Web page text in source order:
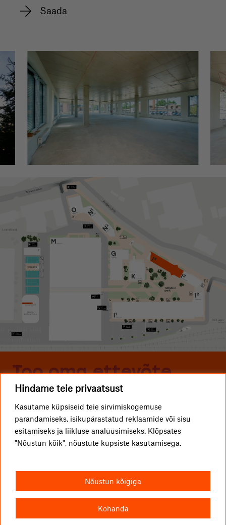
Hindame teie privaatsust
Kasutame küpsiseid teie sirvimiskogemuse
parandamiseks, isikupärastatud reklaamide või sisu
esitamiseks ja liikluse analüüsimiseks. Klõpsates
"Nõustun kõik", nõustute küpsiste kasutamisega.
Kohanda
Nõustun kõigiga
Too oma ettevõte
Telliskivisse
ETTEVÕTTED
KUIDAS TULLA?
VABAD PINNAD
Telliskivi TLN OÜ
Telliskivi 60/2, 10412 Tallinn
I1-hoone, A-sissepääs, 4. korrus